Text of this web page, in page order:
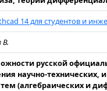
14 для студентов и
В.
русской
научно-технических,
(алгебраических и